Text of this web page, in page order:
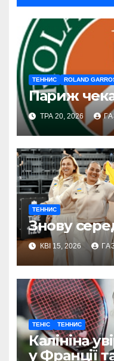
ТЕННИС ROLAND
Париж
ТРА 20, 2026
ТЕННИС
Знову
КВІ 15, 2026
ТЕНІС ТЕННИС
Калініна
у Франції